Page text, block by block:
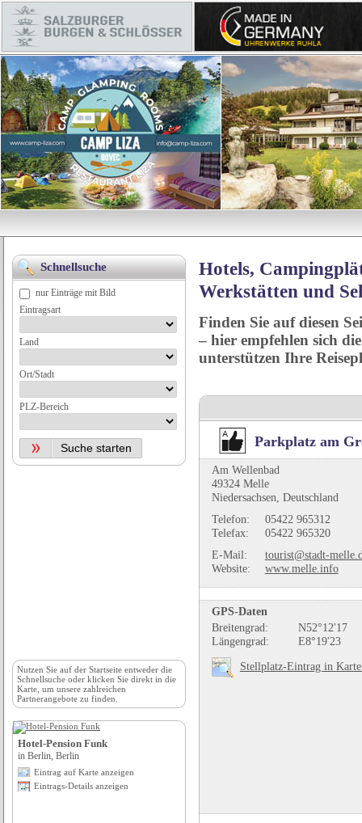
Hotels,
Werkstätten und
Finden Sie auf diesen
– hier empfehlen sich
unterstützen Ihre
Parkplatz am
Am Wellenbad
49324 Melle
Niedersachsen, Deutschland
Telefon:
05422 965312
Telefax:
05422 965320
E-Mail:
tourist@stadt-
Website:
www.melle.info
GPS-Daten
Breitengrad:
N52°12'17
Längengrad:
E8°19'23
Stellplatz-Eintrag in
Schnellsuche
nur Einträge mit Bild
Eintragsart
Land
Ort/Stadt
PLZ-Bereich
Nutzen Sie auf der Startseite entweder die
Schnellsuche oder klicken Sie direkt in die
Karte, um unsere zahlreichen
Partnerangebote zu finden.
Hotel-Pension Funk
in Berlin, Berlin
Eintrag auf Karte anzeigen
Eintrags-Details anzeigen